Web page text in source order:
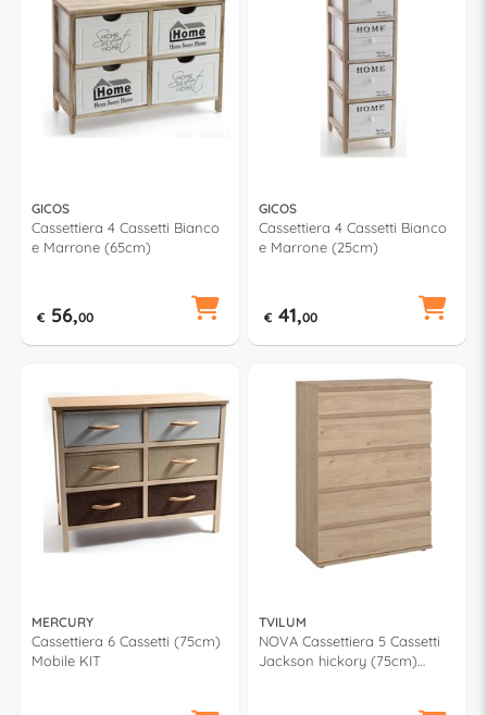
GICOS
Cassettiera 4 Cassetti Bianco
e Marrone (65cm)
€ 56,00
GICOS
Cassettiera 4 Cassetti Bianco
e Marrone (25cm)
€ 41,00
MERCURY
Cassettiera 6 Cassetti (75cm)
Mobile KIT
TVILUM
NOVA Cassettiera 5 Cassetti
Jackson hickory (75cm)